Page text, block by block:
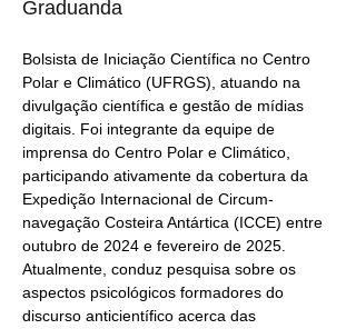
Graduanda
Bolsista de Iniciação Científica no Centro
Polar e Climático (UFRGS), atuando na
divulgação científica e gestão de mídias
digitais. Foi integrante da equipe de
imprensa do Centro Polar e Climático,
participando ativamente da cobertura da
Expedição Internacional de Circum-
navegação Costeira Antártica (ICCE) entre
outubro de 2024 e fevereiro de 2025.
Atualmente, conduz pesquisa sobre os
aspectos psicológicos formadores do
discurso anticientífico acerca das